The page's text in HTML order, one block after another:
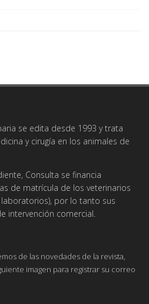
se edita desde 1993 y trata
y cirugía en los animales de
Consulta se financia
de matrícula de los veterinarios
por lo tanto sus
intervención comercial.
de las novedades de la revista,
imagen para registrar su correo